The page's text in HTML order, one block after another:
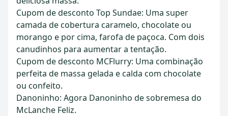
Cupom de desconto Top Sundae: Uma super
camada de cobertura caramelo, chocolate ou
morango e por cima, farofa de paçoca. Com dois
canudinhos para aumentar a tentação.
Cupom de desconto MCFlurry: Uma combinação
perfeita de massa gelada e calda com chocolate
ou confeito.
Danoninho: Agora Danoninho de sobremesa do
McLanche Feliz.